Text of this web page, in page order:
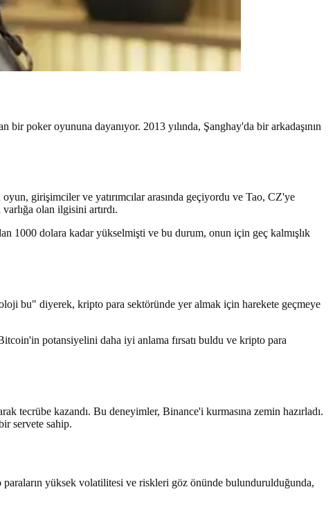
bir poker oyununa dayanıyor. 2013 yılında, Şanghay'da bir arkadaşının
girişimciler ve yatırımcılar arasında geçiyordu ve Tao, CZ'ye
olan ilgisini artırdı.
1000 dolara kadar yükselmişti ve bu durum, onun için geç kalmışlık
bu" diyerek, kripto para sektöründe yer almak için harekete geçmeye
potansiyelini daha iyi anlama fırsatı buldu ve kripto para
tecrübe kazandı. Bu deneyimler, Binance'i kurmasına zemin hazırladı.
servete sahip.
yüksek volatilitesi ve riskleri göz önünde bulundurulduğunda,